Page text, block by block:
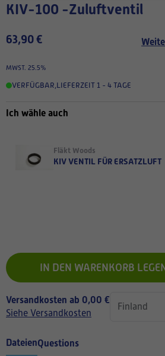
KIV-100 -Zuluftventil
63,90 €
MWST. 25.5%
VERFÜGBAR LIEFERZEIT 1 - 4 TAGE
Ich wähle auch
Fläkt Woods
KIV VENTIL FÜR ERSATZLUFT
IN DEN WARENKORB
Versandkosten ab 0,00 €
Siehe Versandkosten
DateienQuestions